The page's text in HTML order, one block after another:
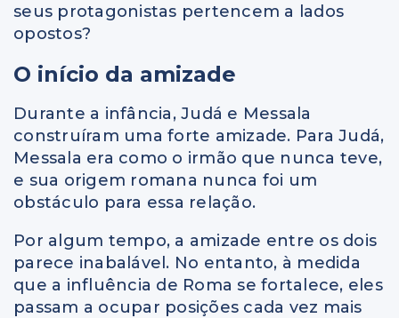
seus protagonistas pertencem a lados
opostos?
O início da amizade
Durante a infância, Judá e Messala
construíram uma forte amizade. Para Judá,
Messala era como o irmão que nunca teve,
e sua origem romana nunca foi um
obstáculo para essa relação.
Por algum tempo, a amizade entre os dois
parece inabalável. No entanto, à medida
que a influência de Roma se fortalece, eles
passam a ocupar posições cada vez mais